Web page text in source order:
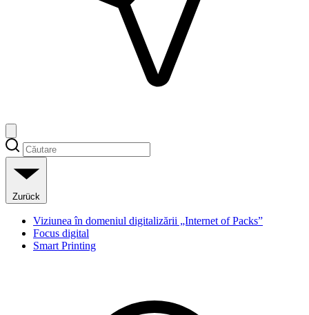
Zurück
Viziunea în domeniul digitalizării „Internet of Packs”
Focus digital
Smart Printing